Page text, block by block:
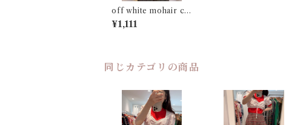
off white mohair ca
rdigan
¥1,111
同じカテゴリの商品